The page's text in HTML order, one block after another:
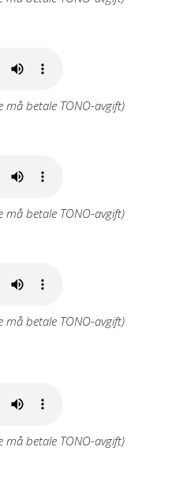
må betale TONO-avgift)
må betale TONO-avgift)
må betale TONO-avgift)
må betale TONO-avgift)